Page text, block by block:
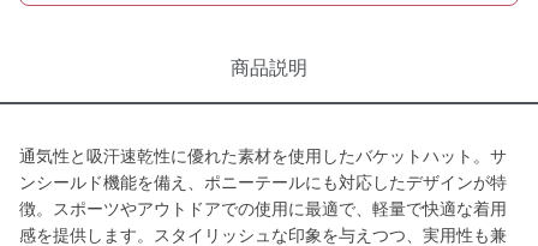
商品説明
通気性と吸汗速乾性に優れた素材を使用したバケットハット。サ
ンシールド機能を備え、ポニーテールにも対応したデザインが特
徴。スポーツやアウトドアでの使用に最適で、軽量で快適な着用
感を提供します。スタイリッシュな印象を与えつつ、実用性も兼